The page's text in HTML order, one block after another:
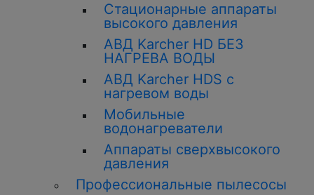
Стационарные аппараты
высокого давления
АВД Karcher HD БЕЗ
НАГРЕВА ВОДЫ
АВД Karcher HDS с
нагревом воды
Мобильные
водонагреватели
Аппараты сверхвысокого
давления
Профессиональные пылесосы